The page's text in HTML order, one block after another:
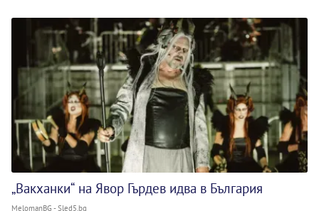
„Вакханки“ на Явор Гърдев идва в България
MelomanBG - Sled5.bg